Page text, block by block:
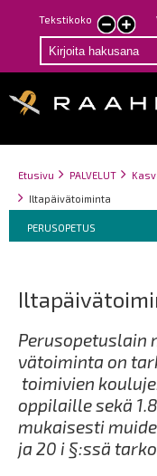
Hyppää
pääsisältöön
Tekstikoko
Pienennä
tekstin
kokoa
tekstin
kokoa
Breadcrumbs
You
are
Etusivu PALVELUT
Iltapäivätoiminta
Breadcrumbs
You
are
PERUSOPETUS
Perusopetuslain
vätoiminta on
toimivien
oppilaille sekä
mukaisesti
ja 20 i §:ssä